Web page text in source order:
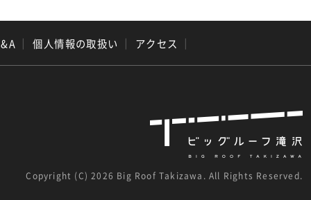
｜ 個人情報の取扱い ｜ アクセス ｜
Copyright (C)2026 Big Roof Takizawa. All Rights Reserved.